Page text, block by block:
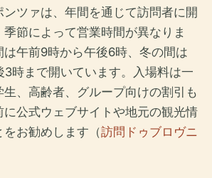
ツァは、年間を通じて訪問者に開
節によって営業時間が異なりま
午前9時から午後6時、冬の間は
3時まで開いています。入場料は一
、高齢者、グループ向けの割引も
に公式ウェブサイトや地元の観光情
お勧めします（訪問ドゥブロヴニ